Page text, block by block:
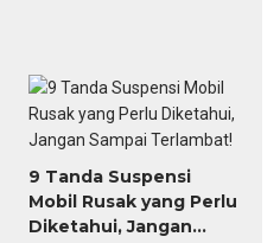
9 Tanda Suspensi
Mobil Rusak yang Perlu
Diketahui, Jangan